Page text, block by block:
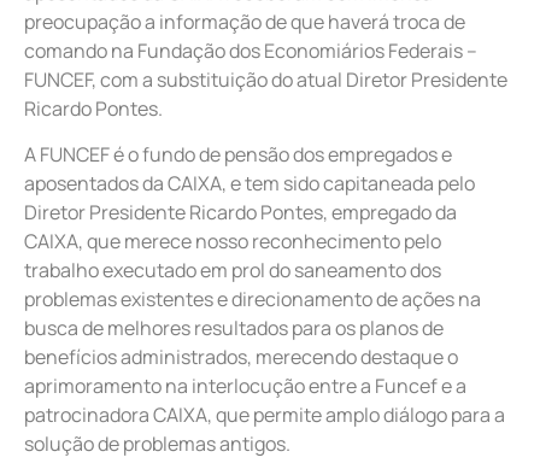
preocupação a informação de que haverá troca de
comando na Fundação dos Economiários Federais –
FUNCEF, com a substituição do atual Diretor Presidente
Ricardo Pontes.
A FUNCEF é o fundo de pensão dos empregados e
aposentados da CAIXA, e tem sido capitaneada pelo
Diretor Presidente Ricardo Pontes, empregado da
CAIXA, que merece nosso reconhecimento pelo
trabalho executado em prol do saneamento dos
problemas existentes e direcionamento de ações na
busca de melhores resultados para os planos de
benefícios administrados, merecendo destaque o
aprimoramento na interlocução entre a Funcef e a
patrocinadora CAIXA, que permite amplo diálogo para a
solução de problemas antigos.